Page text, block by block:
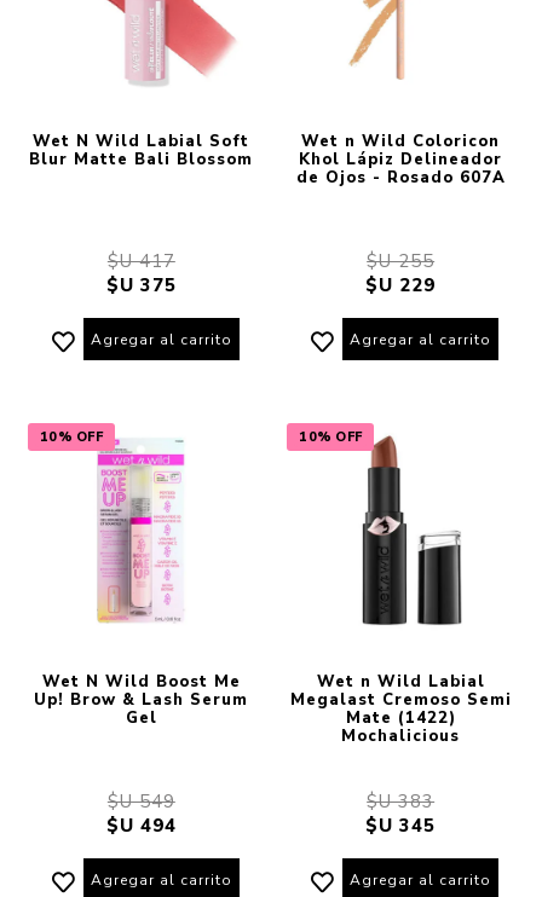
Wet N Wild Labial Soft
Blur Matte Bali Blossom
$U 417
$U 375
Agregar al carrito
Wet n Wild Coloricon
Khol Lápiz Delineador
de Ojos - Rosado 607A
$U 255
$U 229
Agregar al carrito
10% OFF
Wet N Wild Boost Me
Up! Brow & Lash Serum
Gel
$U 549
$U 494
Agregar al carrito
10% OFF
Wet n Wild Labial
Megalast Cremoso Semi
Mate (1422)
Mochalicious
$U 383
$U 345
Agregar al carrito